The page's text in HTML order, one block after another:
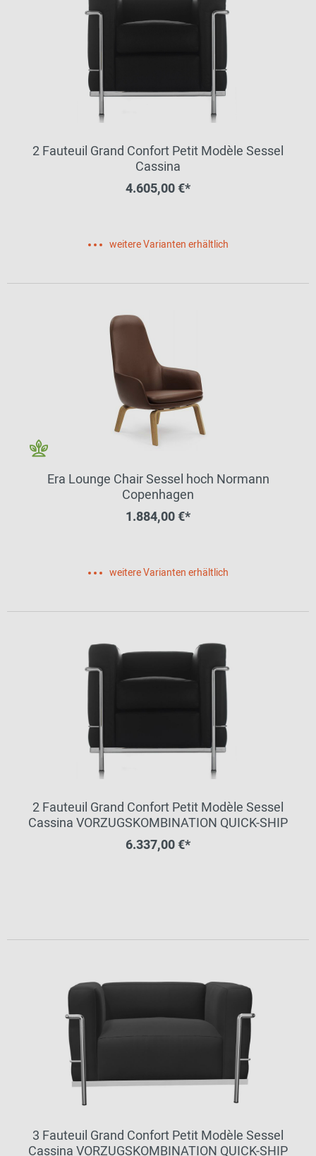
2 Fauteuil Grand Confort Petit Modèle Sessel
Cassina
4.605,00 €*
weitere Varianten erhältlich
Era Lounge Chair Sessel hoch Normann
Copenhagen
1.884,00 €*
weitere Varianten erhältlich
2 Fauteuil Grand Confort Petit Modèle Sessel
Cassina VORZUGSKOMBINATION QUICK-SHIP
6.337,00 €*
3 Fauteuil Grand Confort Petit Modèle Sessel
Cassina VORZUGSKOMBINATION QUICK-SHIP